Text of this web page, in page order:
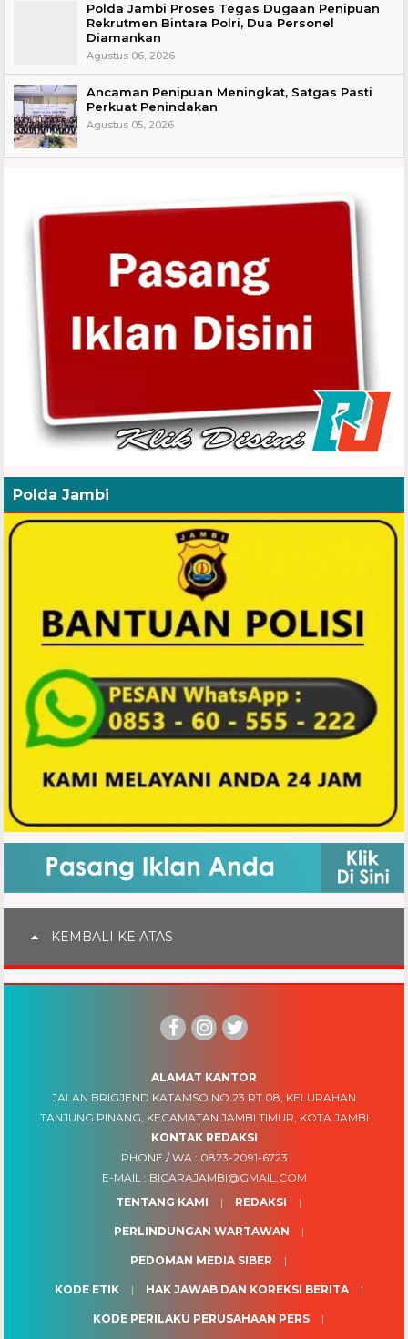
Polda Jambi Proses Tegas Dugaan Penipuan
Rekrutmen Bintara Polri, Dua Personel
Diamankan
Agustus 06, 2026
Ancaman Penipuan Meningkat, Satgas Pasti
Perkuat Penindakan
Agustus 05, 2026
Polda Jambi
KEMBALI KE ATAS
ALAMAT KANTOR
JALAN BRIGJEND KATAMSO NO.23 RT.08, KELURAHAN
TANJUNG PINANG, KECAMATAN JAMBI TIMUR, KOTA JAMBI
KONTAK REDAKSI
PHONE / WA : 0823-2091-6723
E-MAIL : BICARAJAMBI@GMAIL.COM
TENTANG KAMI
REDAKSI
PERLINDUNGAN WARTAWAN
PEDOMAN MEDIA SIBER
KODE ETIK HAK JAWAB DAN KOREKSI BERITA
KODE PERILAKU PERUSAHAAN PERS